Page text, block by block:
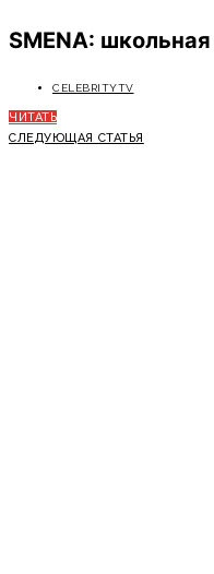
SMENA:
CELEBRITYTV
ЧИТАТЬ
СЛЕДУЮЩАЯ СТАТЬЯ